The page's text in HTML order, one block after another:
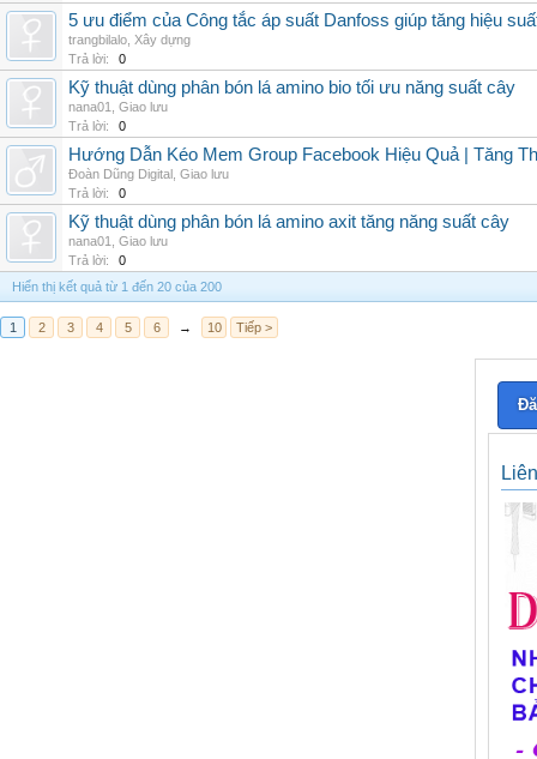
5 ưu điểm của Công tắc áp suất Danfoss giúp tăng hiệu
trangbilalo Xây dựng
Trả lời:
0
Kỹ thuật dùng phân bón lá amino bio tối ưu năng suất cây
nana01
Giao lưu
Trả lời:
0
Hướng Dẫn Kéo Mem Group Facebook Hiệu Quả | Tăng
Đoàn Dũng Digital Giao lưu
Trả lời:
0
Kỹ thuật dùng phân bón lá amino axit tăng năng suất cây
nana01
Giao lưu
Trả lời:
0
Hiển thị kết quả từ 1 đến 20 của 200
1 2 3 4 5 6 → 10 Tiếp >